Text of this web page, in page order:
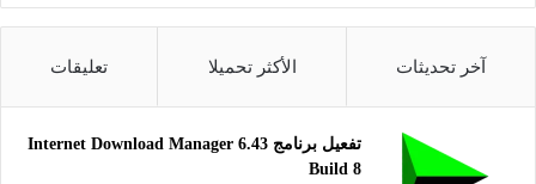
آخر تحديثات الأكثر تحميلا تعليقات
تفعيل برنامج Internet Download Manager 6.43
Build 8